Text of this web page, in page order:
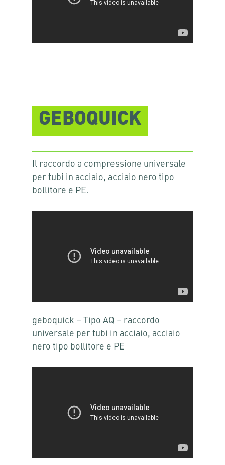
GEBOQUICK
Il raccordo a compressione universale
per tubi in acciaio, acciaio nero tipo
bollitore e PE.
geboquick – Tipo AQ – raccordo
universale per tubi in acciaio, acciaio
nero tipo bollitore e PE